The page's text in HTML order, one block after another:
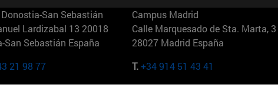
San Sebastián
Lardizabal 13 20018
San Sebastián España
21 98 77
Campus Madrid
Calle Marquesado de Sta. Marta, 3
28027 Madrid España
T.+34 914 51 43 41